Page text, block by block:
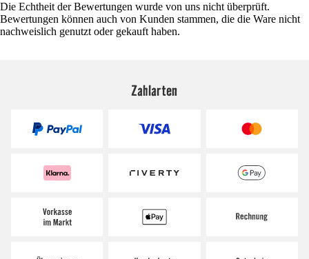
Die Echtheit der Bewertungen wurde von uns nicht überprüft.
Bewertungen können auch von Kunden stammen, die die Ware nicht
nachweislich genutzt oder gekauft haben.
Zahlarten